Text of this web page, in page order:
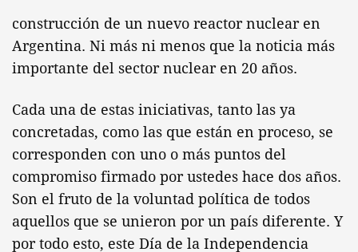
construcción de un nuevo reactor nuclear en
Argentina. Ni más ni menos que la noticia más
importante del sector nuclear en 20 años.
Cada una de estas iniciativas, tanto las ya
concretadas, como las que están en proceso, se
corresponden con uno o más puntos del
compromiso firmado por ustedes hace dos años.
Son el fruto de la voluntad política de todos
aquellos que se unieron por un país diferente. Y
por todo esto, este Día de la Independencia